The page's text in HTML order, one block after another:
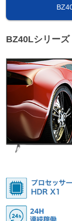
BZ40Lシリーズ